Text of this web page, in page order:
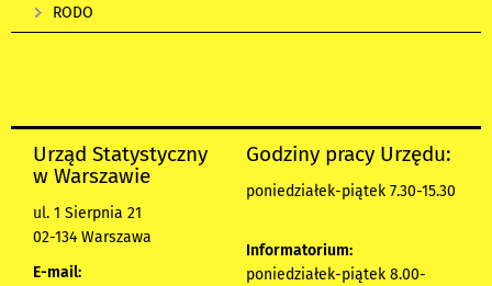
RODO
Urząd Statystyczny
w Warszawie
ul. 1 Sierpnia 21
02-134 Warszawa
E-mail:
Godziny pracy Urzędu:
poniedziałek-piątek 7.30-15.30
Informatorium:
poniedziałek-piątek 8.00-